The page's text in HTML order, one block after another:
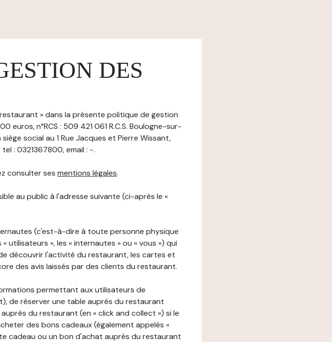
DES
» dans la présente politique de gestion
n°RCS : 509 421 061 R.C.S. Boulogne-sur-
social au 1 Rue Jacques et Pierre Wissant,
: 0321367800, email : -.
consulter ses mentions légales.
au public à l'adresse suivante (ci-après le «
(c'est-à-dire à toute personne physique
utilisateurs », les « internautes » ou « vous ») qui
découvrir l'activité du restaurant, les cartes et
des avis laissés par des clients du restaurant.
permettant aux utilisateurs de
de réserver une table auprès du restaurant
du restaurant (en « click and collect ») si le
des bons cadeaux (également appelés «
cadeau ou un bon d'achat auprès du restaurant